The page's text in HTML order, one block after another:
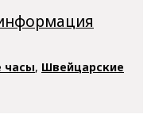
часы, Швейцарские